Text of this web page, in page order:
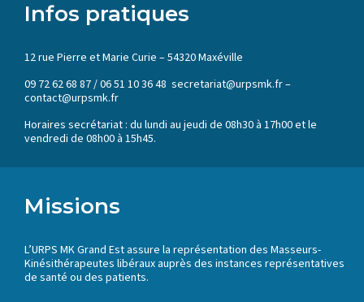
Infos pratiques
12 rue Pierre et Marie Curie – 54320 Maxéville
09 72 62 68 87 / 06 51 10 36 48 secretariat@urpsmk.fr –
contact@urpsmk.fr
Horaires secrétariat : du lundi au jeudi de 08h30 à 17h00 et le
vendredi de 08h00 à 15h45.
Missions
L’URPS MK Grand Est assure la représentation des Masseurs-
Kinésithérapeutes libéraux auprès des instances représentatives
de santé ou des patients.